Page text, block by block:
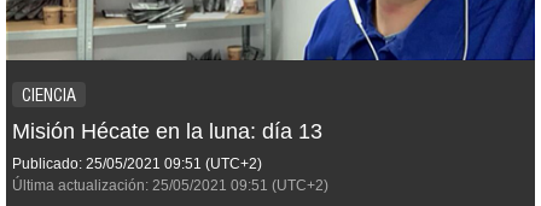
CIENCIA
Misión Hécate en la luna: día 13
Publicado: 25/05/2021 09:51 (UTC+2)
Última actualización: 25/05/2021 09:51 (UTC+2)